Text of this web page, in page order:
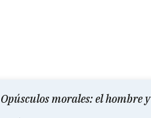
Opúsculos morales: el hombre